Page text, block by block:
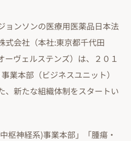
ョンソンの医療用医薬品日本法
式会社（本社:東京都千代田
ーヴェルステンズ）は、２０１
業本部（ビジネスユニット）
、新たな組織体制をスタートい
枢神経系)事業本部」「腫瘍・